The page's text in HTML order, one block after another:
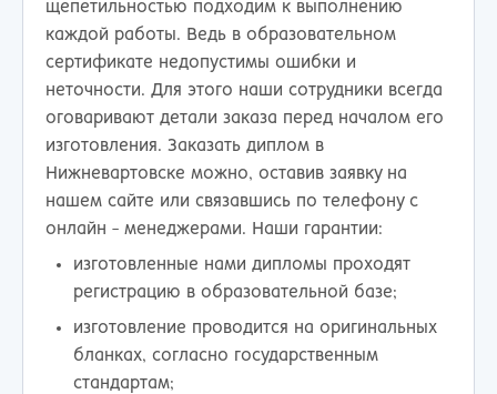
щепетильностью подходим к выполнению
каждой работы. Ведь в образовательном
сертификате недопустимы ошибки и
неточности. Для этого наши сотрудники всегда
оговаривают детали заказа перед началом его
изготовления. Заказать диплом в
Нижневартовске можно, оставив заявку на
нашем сайте или связавшись по телефону с
онлайн - менеджерами. Наши гарантии:
изготовленные нами дипломы проходят
регистрацию в образовательной базе;
изготовление проводится на оригинальных
бланках, согласно государственным
стандартам;